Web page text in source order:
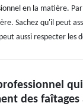
en la matière.
Sachez qu'il peut
aussi respecter les
des faîtages